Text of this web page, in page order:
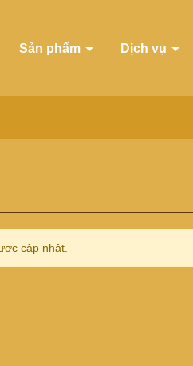
Sản phẩm Dịch vụ
cập nhật.